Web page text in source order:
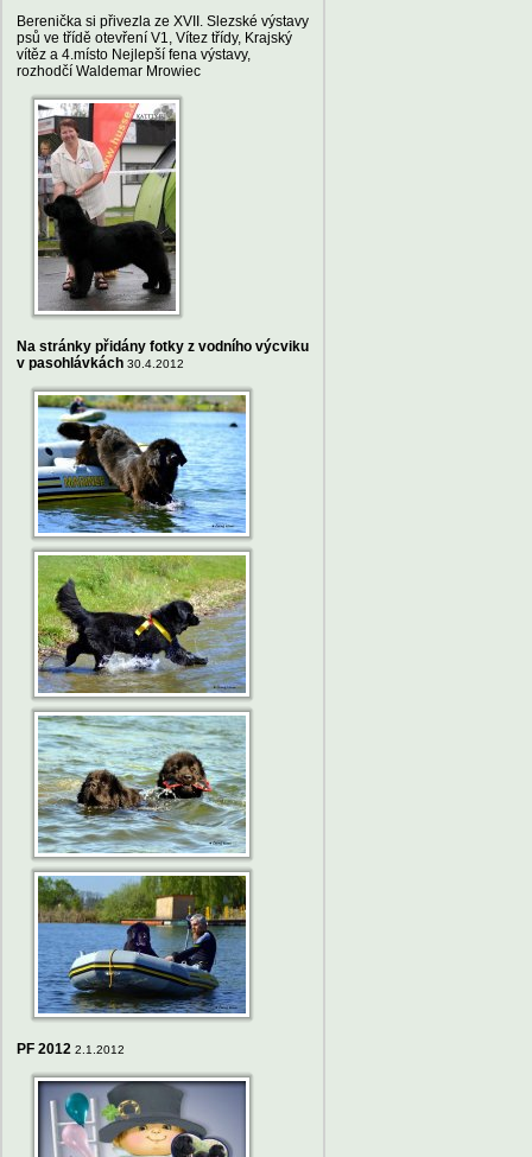
Berenička si přivezla ze XVII. Slezské výstavy
psů ve třídě otevření V1, Vítez třídy, Krajský
vítěz a 4.místo Nejlepší fena výstavy,
rozhodčí Waldemar Mrowiec
Na stránky přidány fotky z vodního výcviku
v pasohlávkách 30.4.2012
PF 2012 2.1.2012